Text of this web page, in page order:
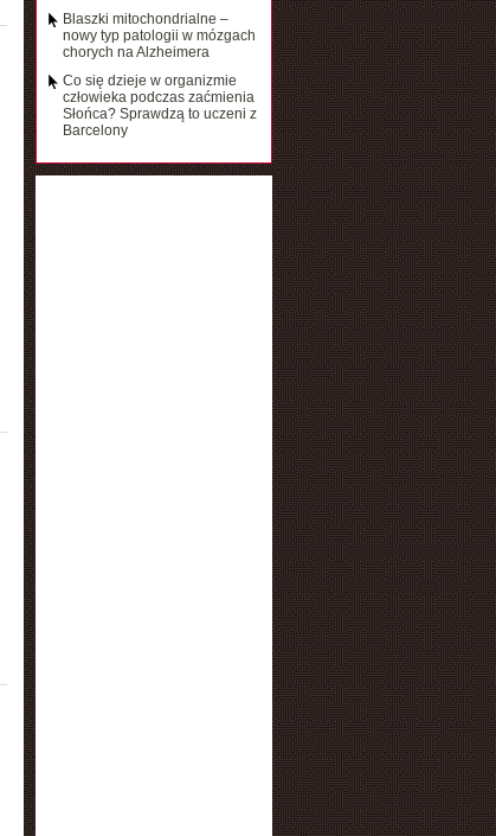
Blaszki mitochondrialne –
nowy typ patologii w mózgach
chorych na Alzheimera
Co się dzieje w organizmie
człowieka podczas zaćmienia
Słońca? Sprawdzą to uczeni z
Barcelony